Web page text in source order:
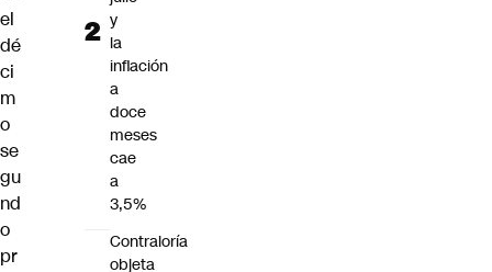
el
dé
ci
m
o
se
gu
nd
o
pr
y
la
inflación
a
doce
meses
cae
a
3,5%
Contraloría
objeta